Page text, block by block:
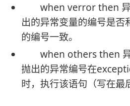
when verror then 异
出的异常变量的编号是否
的编号一致。
when others then 异
抛出的异常编号在
时，执行该语句（写在最